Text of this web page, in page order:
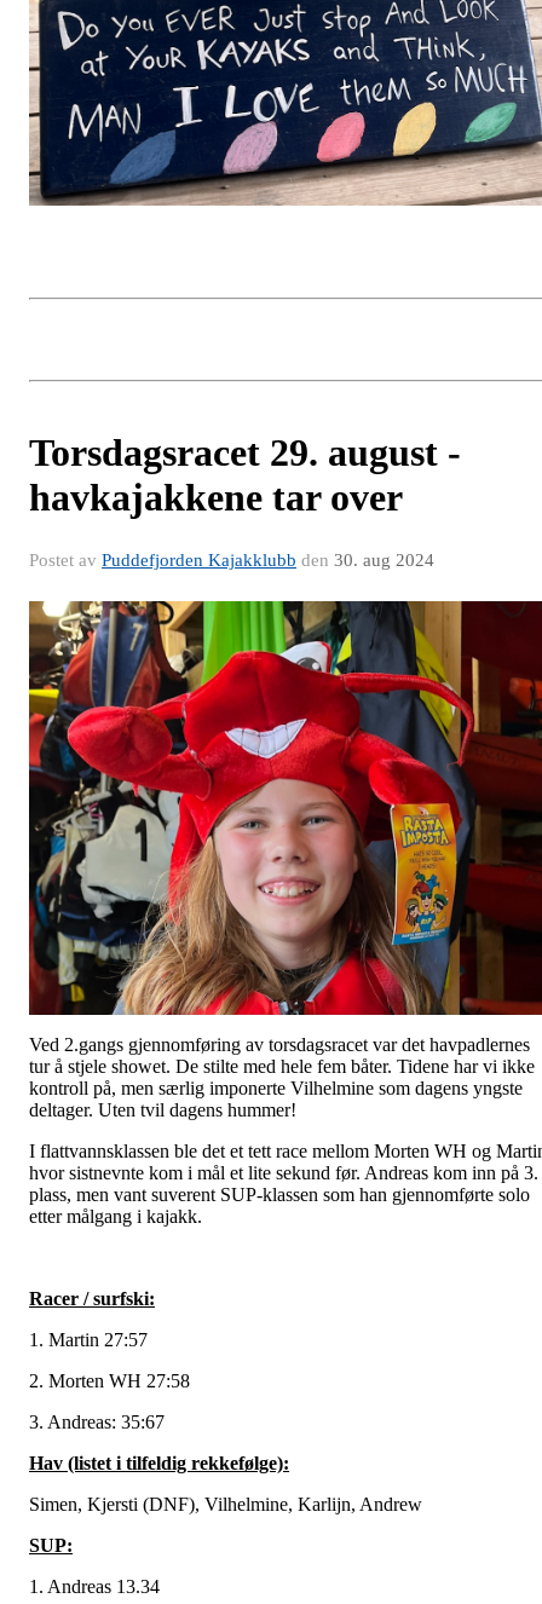
Torsdagsracet 29. august -
havkajakkene tar over
Postet av Puddefjorden Kajakklubb den 30. aug 2024
Ved 2.gangs gjennomføring av torsdagsracet var det havpadlernes
tur å stjele showet. De stilte med hele fem båter. Tidene har vi ikke
kontroll på, men særlig imponerte Vilhelmine som dagens yngste
deltager. Uten tvil dagens hummer!
I flattvannsklassen ble det et tett race mellom Morten WH og
hvor sistnevnte kom i mål et lite sekund før. Andreas kom inn på 3.
plass, men vant suverent SUP-klassen som han gjennomførte solo
etter målgang i kajakk.
Racer / surfski:
1. Martin 27:57
2. Morten WH 27:58
3. Andreas: 35:67
Hav (listet i tilfeldig rekkefølge):
Simen, Kjersti (DNF), Vilhelmine, Karlijn, Andrew
SUP:
1. Andreas 13.34